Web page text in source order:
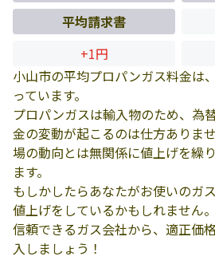
平均請求書
+1円
小山市の平均プロパンガス料金は
っています。
プロパンガスは輸入物のため、為
金の変動が起こるのは仕方ありま
場の動向とは無関係に値上げを繰
ます。
もしかしたらあなたがお使いのガ
値上げをしているかもしれません。
信頼できるガス会社から、適正価
入しましょう！